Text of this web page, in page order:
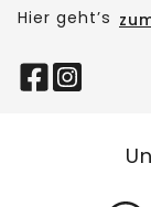
Hier geht’s